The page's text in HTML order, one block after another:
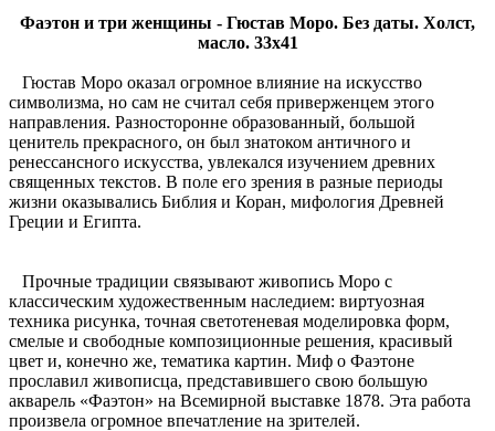
Фаэтон и три женщины - Гюстав Моро. Без даты. Холст,
масло. 33х41
Гюстав Моро оказал огромное влияние на искусство
символизма, но сам не считал себя приверженцем этого
направления. Разносторонне образованный, большой
ценитель прекрасного, он был знатоком античного и
ренессансного искусства, увлекался изучением древних
священных текстов. В поле его зрения в разные периоды
жизни оказывались Библия и Коран, мифология Древней
Греции и Египта.
Прочные традиции связывают живопись Моро с
классическим художественным наследием: виртуозная
техника рисунка, точная светотеневая моделировка форм,
смелые и свободные композиционные решения, красивый
цвет и, конечно же, тематика картин. Миф о Фаэтоне
прославил живописца, представившего свою большую
акварель «Фаэтон» на Всемирной выставке 1878. Эта работа
произвела огромное впечатление на зрителей.